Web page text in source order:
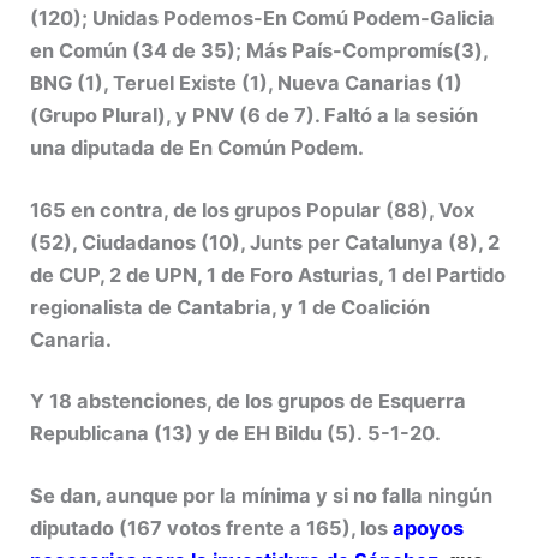
(120); Unidas Podemos-En Comú Podem-Galicia
en Común (34 de 35); Más País-Compromís(3),
BNG (1), Teruel Existe (1), Nueva Canarias (1)
(Grupo Plural), y PNV (6 de 7). Faltó a la sesión
una diputada de En Común Podem.
165 en contra, de los grupos Popular (88), Vox
(52), Ciudadanos (10), Junts per Catalunya (8), 2
de CUP, 2 de UPN, 1 de Foro Asturias, 1 del Partido
regionalista de Cantabria, y 1 de Coalición
Canaria.
Y 18 abstenciones, de los grupos de Esquerra
Republicana (13) y de EH Bildu (5). 5-1-20.
Se dan, aunque por la mínima y si no falla ningún
diputado (167 votos frente a 165), losapoyos